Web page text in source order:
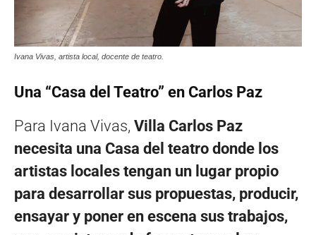
Ivana Vivas, artista local, docente de teatro.
Una “Casa del Teatro” en Carlos Paz
Para Ivana Vivas, Villa Carlos Paz
necesita una Casa del teatro donde los
artistas locales tengan un lugar propio
para desarrollar sus propuestas, producir,
ensayar y poner en escena sus trabajos,